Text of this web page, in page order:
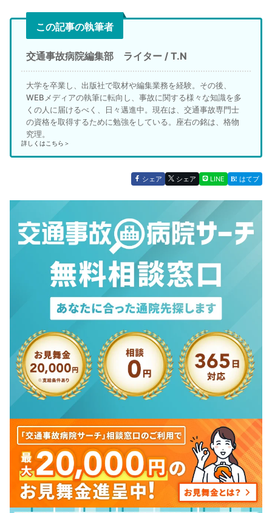
この記事の執筆者
交通事故病院編集部 ライター / T.N
大学を卒業し、出版社で取材や編集業務を経験。その後、
WEBメディアの執筆に転向し、事故に関する様々な知識を多
くの人に届けるべく、日々邁進中。現在は、交通事故専門士
の資格を取得するために勉強をしている。座右の銘は、格物
究理。
詳しくはこちら＞
シェア シェア LINE はてブ